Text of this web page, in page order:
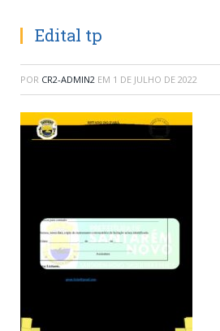
Edital tp
POR CR2-ADMIN2 EM 1 DE JULHO DE 2022